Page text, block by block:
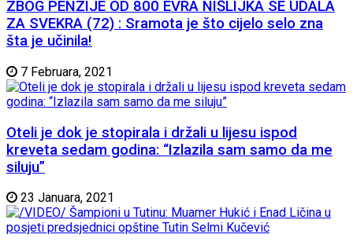
ZBOG PENZIJE OD 800 EVRA NIŠLIJKA SE UDALA
ZA SVEKRA (72) : Sramota je što cijelo selo zna
šta je učinila!
7 Februara, 2021
Oteli je dok je stopirala i držali u lijesu ispod
kreveta sedam godina: “Izlazila sam samo da me
siluju”
23 Januara, 2021